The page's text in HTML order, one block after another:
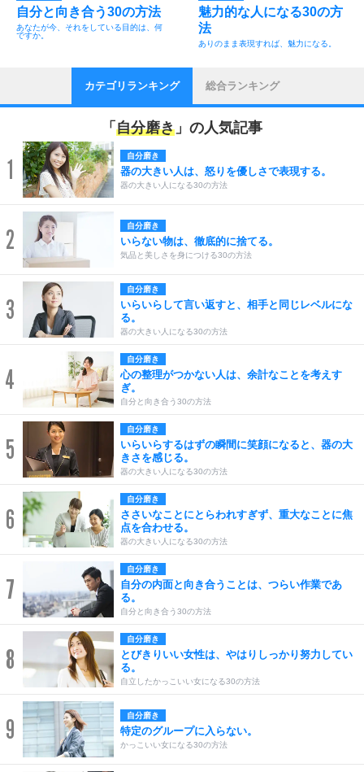
自分と向き合う30の方法
あなたが今、それをしている目的は、何
ですか。
魅力的な人になる30の方
法
ありのまま表現すれば、魅力になる。
カテゴリランキング 総合ランキング
「 自分磨き 」の人気記事
1 自分磨き
器の大きい人は、怒りを優しさで表現する。
器の大きい人になる30の方法
2 自分磨き
いらない物は、徹底的に捨てる。
気品と美しさを身につける30の方法
3
自分磨き
いらいらして言い返すと、相手と同じレベルにな
る。
器の大きい人になる30の方法
4
自分磨き
心の整理がつかない人は、余計なことを考えす
ぎ。
自分と向き合う30の方法
5
自分磨き
いらいらするはずの瞬間に笑顔になると、器の大
きさを感じる。
器の大きい人になる30の方法
6
自分磨き
ささいなことにとらわれすぎず、重大なことに焦
点を合わせる。
器の大きい人になる30の方法
7
自分磨き
自分の内面と向き合うことは、つらい作業であ
る。
自分と向き合う30の方法
8
自分磨き
とびきりいい女性は、やはりしっかり努力してい
る。
自立したかっこいい女になる30の方法
9 自分磨き
特定のグループに入らない。
かっこいい女になる30の方法